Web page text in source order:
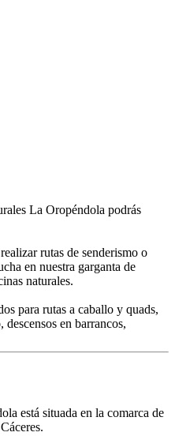
La Oropéndola podrás
rutas de senderismo o
en nuestra garganta de
naturales.
para rutas a caballo y quads,
en barrancos,
está situada en la comarca de